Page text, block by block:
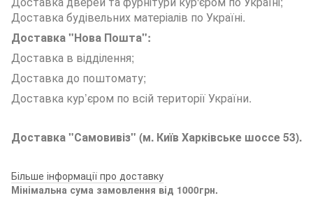
Доставка будівельних матеріалів по Україні.
Доставка "Нова Пошта":
Доставка в відділення;
Доставка до поштомату;
Доставка кур’єром по всій території України.
Доставка "Самовивіз" (м. Київ Харківське шоссе 53).
Більше інформації про доставку
Мінімальна сума замовлення від 1000грн.